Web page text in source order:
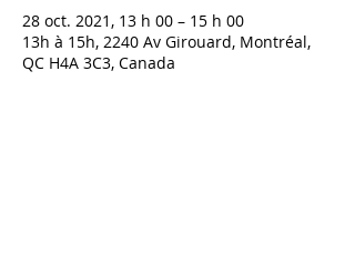
28 oct. 2021, 13 h 00 – 15 h 00
13h à 15h, 2240 Av Girouard, Montréal,
QC H4A 3C3, Canada